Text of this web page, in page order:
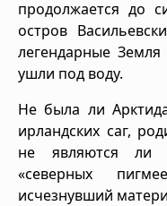
продолжается до
остров
легендарные
ушли под воду.
Не была ли
ирландских саг,
не являются ли
«северных
исчезнувший